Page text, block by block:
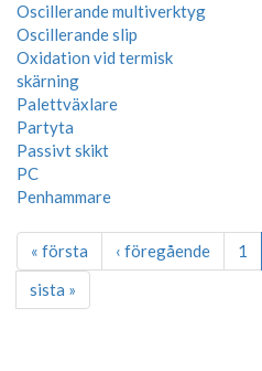
Oscillerande multiverktyg
Oscillerande slip
Oxidation vid termisk
skärning
Palettväxlare
Partyta
Passivt skikt
PC
Penhammare
« första ‹ föregående 1
sista »